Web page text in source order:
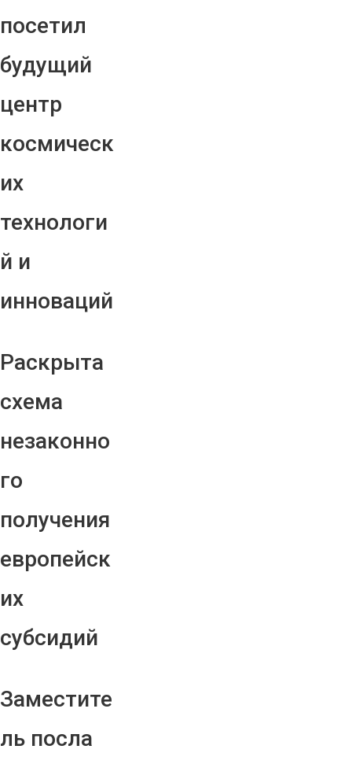
посетил
будущий
центр
космическ
их
технологи
й и
инноваций
Раскрыта
схема
незаконно
го
получения
европейск
их
субсидий
Заместите
ль посла